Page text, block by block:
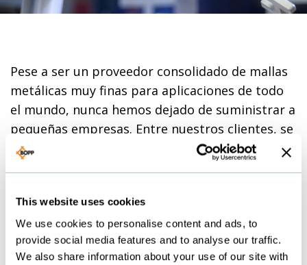
This website uses cookies
We use cookies to personalise content and ads, to
provide social media features and to analyse our traffic.
We also share information about your use of our site with
Pese a ser un proveedor consolidado de mallas
metálicas muy finas para aplicaciones de todo
el mundo, nunca hemos dejado de suministrar a
pequeñas empresas. Entre nuestros clientes, se
encuentran empresas vecinas de unos cinco
solicitados o de productos fabricados.
Mientras que las series pequeñas y diminutas
personalizadas se fabrican manualmente por